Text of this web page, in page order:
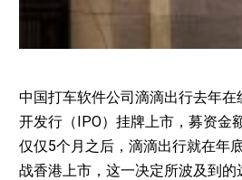
中国打车软件公司滴滴出行去年
开发行（IPO）挂牌上市，募资金
仅仅5个月之后，滴滴出行就在年
战香港上市，这一决定所波及到